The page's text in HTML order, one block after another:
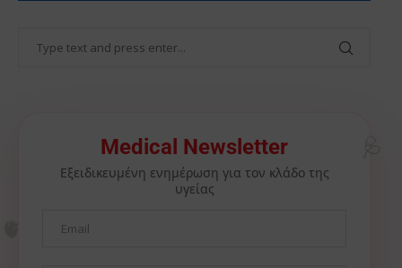
Medical Newsletter
Εξειδικευμένη ενημέρωση για τον κλάδο της
υγείας